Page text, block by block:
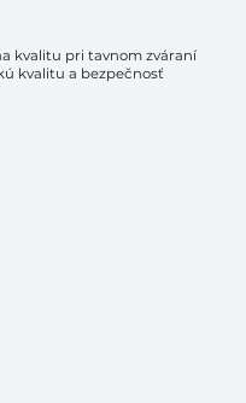
kvalitu pri tavnom zváraní
kvalitu a bezpečnosť